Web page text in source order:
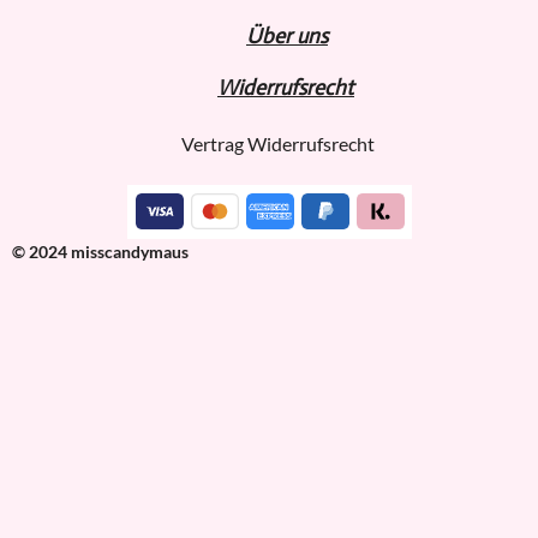
Über uns
Widerrufsrecht
Vertrag Widerrufsrecht
© 2024 misscandymaus